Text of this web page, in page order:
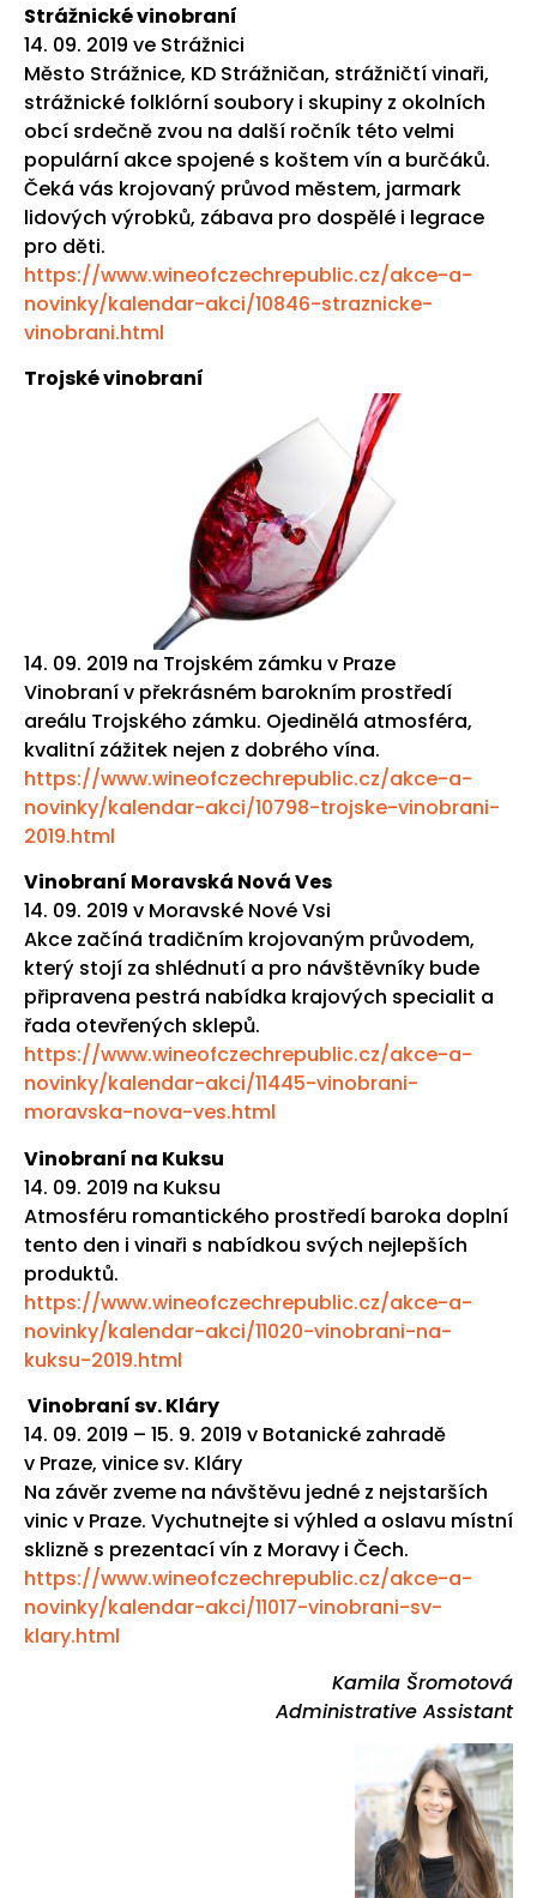
Strážnické vinobraní
14. 09. 2019 ve Strážnici
Město Strážnice, KD Strážničan, strážničtí vinaři,
strážnické folklórní soubory i skupiny z okolních
obcí srdečně zvou na další ročník této velmi
populární akce spojené s koštem vín a burčáků.
Čeká vás krojovaný průvod městem, jarmark
lidových výrobků, zábava pro dospělé i legrace
pro děti.
https://www.wineofczechrepublic.cz/akce-a-
novinky/kalendar-akci/10846-straznicke-
vinobrani.html
Trojské vinobraní
14. 09. 2019 na Trojském zámku v Praze
Vinobraní v překrásném barokním prostředí
areálu Trojského zámku. Ojedinělá atmosféra,
kvalitní zážitek nejen z dobrého vína.
https://www.wineofczechrepublic.cz/akce-a-
novinky/kalendar-akci/10798-trojske-vinobrani-
2019.html
Vinobraní Moravská Nová Ves
14. 09. 2019 v Moravské Nové Vsi
Akce začíná tradičním krojovaným průvodem,
který stojí za shlédnutí a pro návštěvníky bude
připravena pestrá nabídka krajových specialit a
řada otevřených sklepů.
https://www.wineofczechrepublic.cz/akce-a-
novinky/kalendar-akci/11445-vinobrani-
moravska-nova-ves.html
Vinobraní na Kuksu
14. 09. 2019 na Kuksu
Atmosféru romantického prostředí baroka doplní
tento den i vinaři s nabídkou svých nejlepších
produktů.
https://www.wineofczechrepublic.cz/akce-a-
novinky/kalendar-akci/11020-vinobrani-na-
kuksu-2019.html
Vinobraní sv. Kláry
14. 09. 2019 – 15. 9. 2019 v Botanické zahradě
v Praze, vinice sv. Kláry
Na závěr zveme na návštěvu jedné z nejstarších
vinic v Praze. Vychutnejte si výhled a oslavu místní
sklizně s prezentací vín z Moravy i Čech.
https://www.wineofczechrepublic.cz/akce-a-
novinky/kalendar-akci/11017-vinobrani-sv-
klary.html
Kamila Šromotová
Administrative Assistant